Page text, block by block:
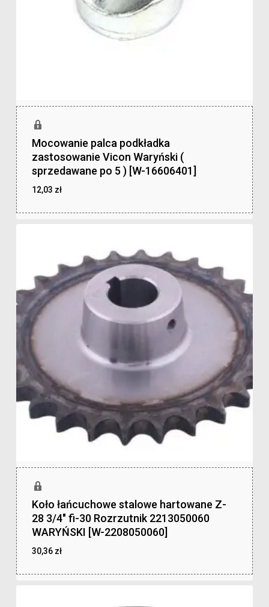
Mocowanie palca podkładka
zastosowanie Vicon Waryński (
sprzedawane po 5 ) [W-16606401]
12,03 zł
Koło łańcuchowe stalowe hartowane Z-
28 3/4″ fi-30 Rozrzutnik 2213050060
WARYŃSKI [W-2208050060]
30,36 zł